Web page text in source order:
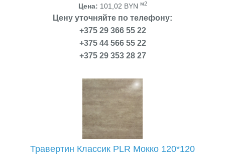
Цена: 101,02 BYN м2
Цену уточняйте по телефону:
+375 29 366 55 22
+375 44 566 55 22
+375 29 353 28 27
Травертин Классик PLR Мокко 120*120